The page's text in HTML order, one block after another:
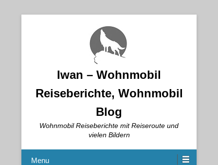
Iwan – Wohnmobil
Reiseberichte, Wohnmobil
Blog
Wohnmobil Reiseberichte mit Reiseroute und
vielen Bildern
Menu